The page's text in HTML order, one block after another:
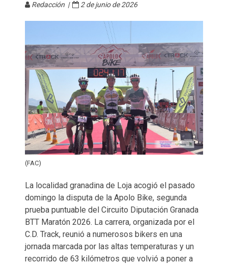
Redacción | 2 de junio de 2026
(FAC)
La localidad granadina de Loja acogió el pasado
domingo la disputa de la Apolo Bike, segunda
prueba puntuable del Circuito Diputación Granada
BTT Maratón 2026. La carrera, organizada por el
C.D. Track, reunió a numerosos bikers en una
jornada marcada por las altas temperaturas y un
recorrido de 63 kilómetros que volvió a poner a